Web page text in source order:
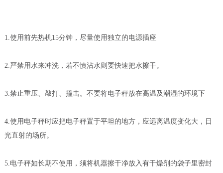
1.使用前先热机15分钟，尽量使用独立的电源插座
2.严禁用水来冲洗，若不慎沾水则要快速把水擦干。
3.禁止重压、敲打、撞击。不要将电子秤放在高温及潮湿的环境下
4.使用电子秤时应把电子秤置于平坦的地方，应远离温度变化大，日
光直射的场所。
5.电子秤如长期不使用，须将机器擦干净放入有干燥剂的袋子里密封